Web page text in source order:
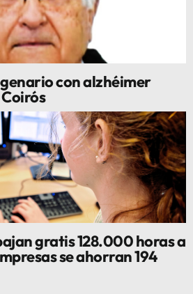
con alzhéimer
gratis 128.000 horas a
se ahorran 194